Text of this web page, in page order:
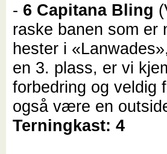
- 6 Capitana Bling
raske banen som er
hester i
en 3. plass, er vi
forbedring og veldig
også være en
Terningkast: 4